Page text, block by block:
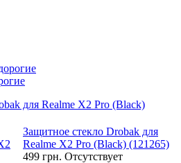
для Realme X2 Pro (Black)
Защитное стекло Drobak для
Realme X2 Pro (Black) (121265)
499 грн. Отсутствует